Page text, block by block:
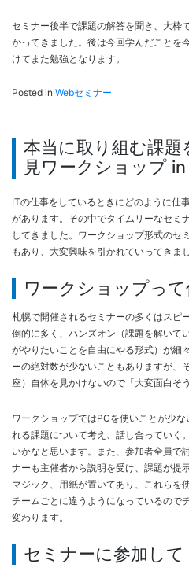
セミナー後半で課題の解答を聞き、大枠
かってきました。後は今回学んだことを
けてまた勉強となります。
Posted in Webセミナー
本当に取り組む課
見ワークショップ
ITの仕事をしているときにどのように仕
があります。その中でタイムリーなセミ
してきました。ワークショップ形式のセ
もあり、大変興味を引かれていってきまし
ワークショップって
札幌で開催されるセミナーの多くはスピ
倒的に多く、ハンズオン（課題を解いて
がやりたいことを自由にやる形式）が細
ーの絶対数が少ないこともありますが、
座）自体を見かけないので「大変面白そ
ワークショップではPCを使いことが少
れる課題について考え、話し合っていく
いかなと思います。また、参加者全員で
ナーも主催者から説明を受け、課題が提
マジック、用紙が置いてあり、これらを
チームごとに違うようになっているので
変わります。
セミナーに参加して